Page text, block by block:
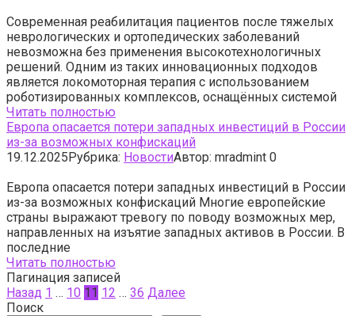
Современная реабилитация пациентов после тяжелых
неврологических и ортопедических заболеваний
невозможна без применения высокотехнологичных
решений. Одним из таких инновационных подходов
является локомоторная терапия с использованием
роботизированных комплексов, оснащённых системой
Читать полностью
Европа опасается потери западных инвестиций в России
из-за возможных конфискаций
19.12.2025Рубрика: НовостиАвтор: mradmint 0
Европа опасается потери западных инвестиций в России
из-за возможных конфискаций Многие европейские
страны выражают тревогу по поводу возможных мер,
направленных на изъятие западных активов в России. В
последние
Читать полностью
Пагинация записей
Назад 1 … 10 11 12 … 36 Далее
Поиск